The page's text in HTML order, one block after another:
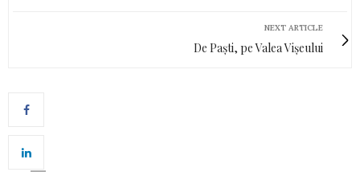
NEXT ARTICLE
De Paști, pe Valea Vișeului